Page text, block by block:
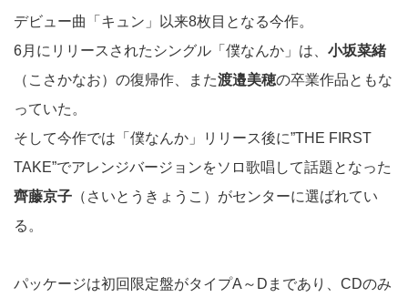
デビュー曲「キュン」以来8枚目となる今作。
6月にリリースされたシングル「僕なんか」は、 小坂菜緒
（こさかなお）の復帰作、また渡邉美穂の卒業作品ともな
っていた。
そして今作では「僕なんか」リリース後に”THE FIRST
TAKE”でアレンジバージョンをソロ歌唱して話題となった
齊藤京子 （さいとうきょうこ）がセンターに選ばれてい
る。
パッケージは初回限定盤がタイプA～Dまであり、CDのみ